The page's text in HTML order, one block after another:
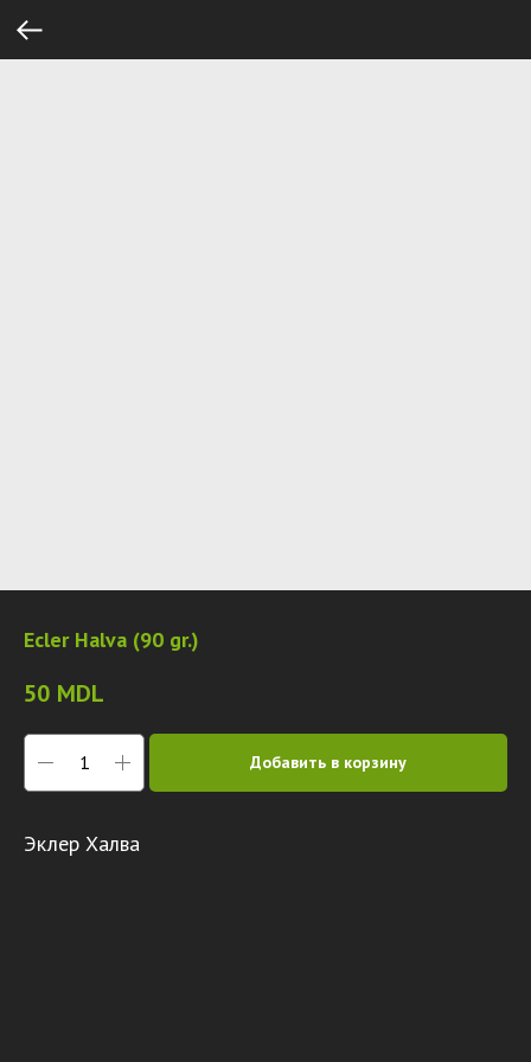
Ecler Halva (90 gr.)
50 MDL
Добавить в корзину
Эклер Халва